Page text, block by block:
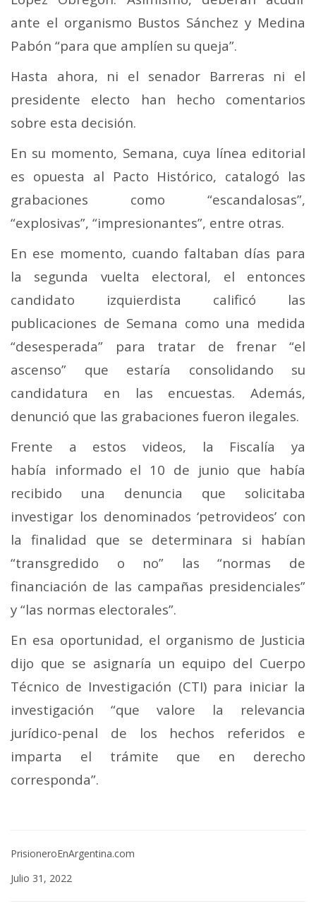
ante el organismo Bustos Sánchez y Medina
Pabón “para que amplíen su queja”.
Hasta ahora, ni el senador Barreras ni el
presidente electo han hecho comentarios
sobre esta decisión.
En su momento, Semana, cuya línea editorial
es opuesta al Pacto Histórico, catalogó las
grabaciones como “escandalosas”,
“explosivas”, “impresionantes”, entre otras.
En ese momento, cuando faltaban días para
la segunda vuelta electoral, el entonces
candidato izquierdista calificó las
publicaciones de Semana como una medida
“desesperada” para tratar de frenar “el
ascenso” que estaría consolidando su
candidatura en las encuestas. Además,
denunció que las grabaciones fueron ilegales.
Frente a estos videos, la Fiscalía ya
había informado el 10 de junio que había
recibido una denuncia que solicitaba
investigar los denominados ‘petrovideos’ con
la finalidad que se determinara si habían
“transgredido o no” las “normas de
financiación de las campañas presidenciales”
y “las normas electorales”.
En esa oportunidad, el organismo de Justicia
dijo que se asignaría un equipo del Cuerpo
Técnico de Investigación (CTI) para iniciar la
investigación “que valore la relevancia
jurídico-penal de los hechos referidos e
imparta el trámite que en derecho
corresponda”.
PrisioneroEnArgentina.com
Julio 31, 2022